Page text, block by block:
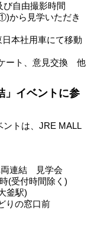
自由撮影時間
から見学いただき
本社用車にて移動
ート、意見交換 他
」イベントに参
ントは、JRE MALL
両連結 見学会
(受付時間除く)
釜駅)
りの窓口前